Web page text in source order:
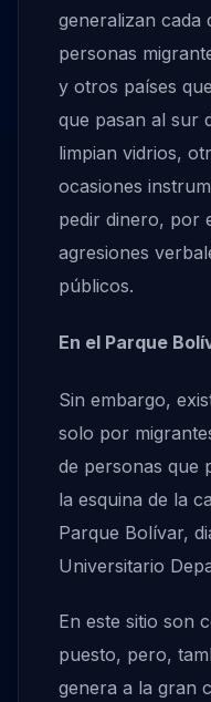
generalizan cada
personas
y otros países
que pasan al sur
limpian vidrios,
ocasiones
pedir dinero, por
agresiones
públicos.
En el Parque
Sin embargo,
solo por
de personas que
la esquina de la
Parque Bolívar,
Universitario
En este sitio son
puesto, pero,
genera a la gran